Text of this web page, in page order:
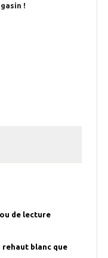
!
de lecture
rehaut blanc que